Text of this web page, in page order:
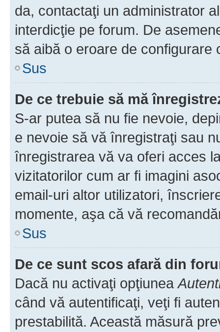
da, contactaţi un administrator
interdicţie pe forum. De
să aibă o eroare de configurare
Sus
De ce trebuie să mă
S-ar putea să nu fie nevoie,
e nevoie să vă înregistraţi sau
înregistrarea vă va oferi acces
vizitatorilor cum ar fi imagini
email-uri altor utilizatori,
momente, aşa că vă
Sus
De ce sunt scos afară din
Dacă nu activaţi opţiunea
când vă autentificaţi, veţi fi
prestabilită. Această măsură